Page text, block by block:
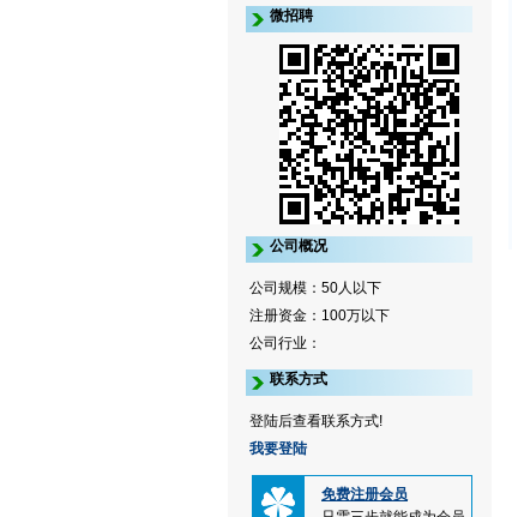
微招聘
公司概况
公司规模：50人以下
注册资金：100万以下
公司行业：
联系方式
登陆后查看联系方式!
我要登陆
免费注册会员